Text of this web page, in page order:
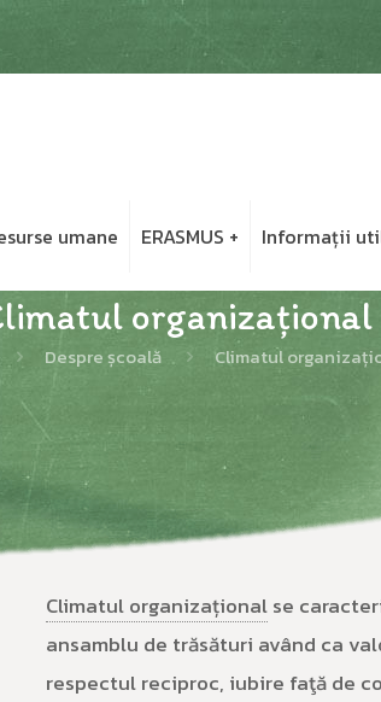
umane ERASMUS + Informații
organizațional
Despre școală Climatul
Climatul organizaționalse
ansamblu de trăsături având ca
respectul reciproc, iubire faţă de